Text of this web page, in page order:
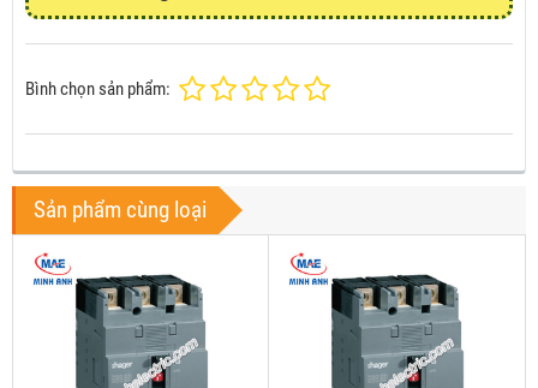
Bình chọn sản phẩm:
Sản phẩm cùng loại